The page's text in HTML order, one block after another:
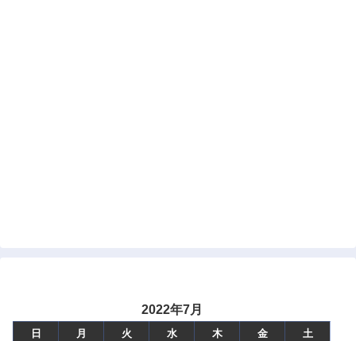
2022年7月
日 月 火 水 木 金
土